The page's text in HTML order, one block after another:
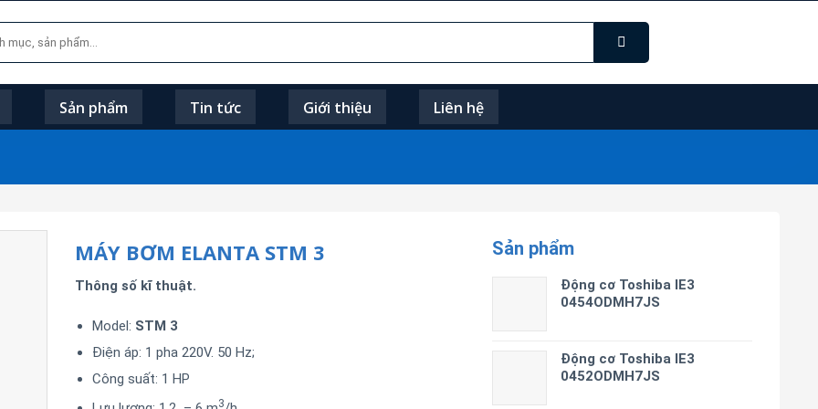
Sản phẩm Tin tức Giới thiệu Liên hệ
Sản phẩm
Động cơ Toshiba IE3
0454ODMH7JS
Động cơ Toshiba IE3
0452ODMH7JS
MÁY BƠM ELANTA STM 3
Thông số kĩ thuật.
Model: STM 3
Điện áp: 1 pha 220V. 50 Hz;
Công suất: 1 HP
3